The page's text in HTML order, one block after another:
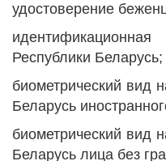
удостоверение
Республики Беларусь;
биометрический вид
Беларусь
биометрический вид
Беларусь лица без